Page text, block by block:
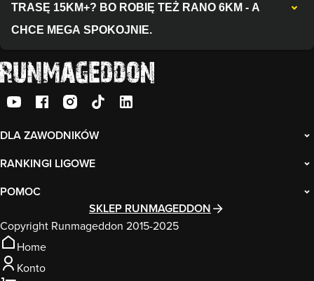
TRASĘ 15KM+? BO ROBIĘ TEŻ RANO 6KM - A
CHCE MEGA SPOKOJNIE.
DLA ZAWODNIKÓW
RANKINGI LIGOWE
POMOC
SKLEP RUNMAGEDDON
Copyright Runmageddon 2015-2025
Home
Konto